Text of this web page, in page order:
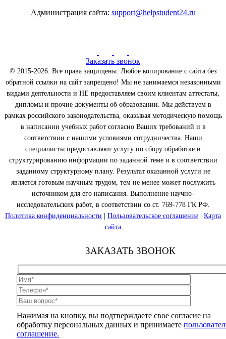
Администрация сайта: support@helpstudent24.ru
Заказать звонок
© 2015-2026. Все права защищены. Любое копирование с сайта без
обратной ссылки на сайт запрещено! Мы не занимаемся незаконными
видами деятельности и НЕ предоставляем своим клиентам аттестаты,
дипломы и прочие документы об образовании. Мы действуем в
рамках российского законодательства, оказывая методическую помощь
в написании учебных работ согласно Ваших требований и в
соответствии с нашими условиями сотрудничества. Наши
специалисты предоставляют услугу по сбору обработке и
структурированию информации по заданной теме и в соответствии
заданному структурному плану. Результат оказанной услуги не
является готовым научным трудом, тем не менее может послужить
источником для его написания. Выполнение научно-
исследовательских работ, в соответствии со ст. 769-778 ГК РФ.
Политика конфиденциальности | Пользовательское соглашение | Карта
сайта
ЗАКАЗАТЬ ЗВОНОК
Нажимая на кнопку, вы подтверждаете свое согласие на
обработку персональных данных и принимаете
соглашение.